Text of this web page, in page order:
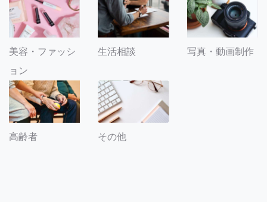
美容・ファッシ
ョン
生活相談 写真・動画制作
高齢者 その他